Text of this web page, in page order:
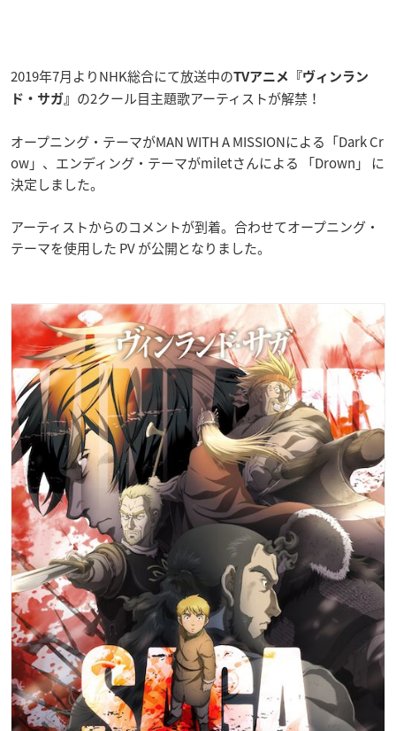
2019年7月よりNHK総合にて放送中のTVアニメ『ヴィンラン
ド・サガ 』 の2クール目主題歌アーティストが解禁！
オープニング・テーマがMAN WITH A MISSIONによる「Dark Cr
ow」、エンディング・テーマがmiletさんによる 「Drown」 に
決定しました。
アーティストからのコメントが到着。合わせてオープニング・
テーマを使用した PV が公開となりました。